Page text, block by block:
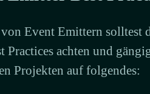
Event Emittern solltest
Practices achten und
Projekten auf folgendes: